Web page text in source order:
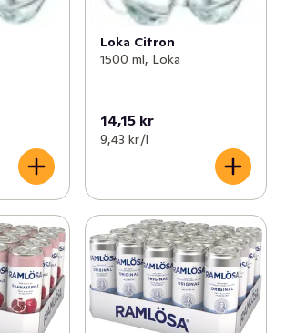
Loka Citron
1500 ml, Loka
14,15 kr
9,43 kr /l